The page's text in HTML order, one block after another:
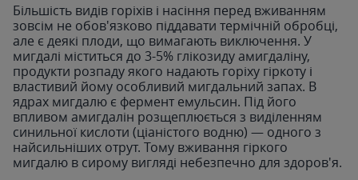
Більшість видів горіхів і насіння перед вживанням
зовсім не обов'язково піддавати термічній обробці,
але є деякі плоди, що вимагають виключення. У
мигдалі міститься до 3-5% глікозиду амигдаліну,
продукти розпаду якого надають горіху гіркоту і
властивий йому особливий мигдальний запах. В
ядрах мигдалю є фермент емульсин. Під його
впливом амигдалін розщеплюється з виділенням
синильної кислоти (ціаністого водню) — одного з
найсильніших отрут. Тому вживання гіркого
мигдалю в сирому вигляді небезпечно для здоров'я.